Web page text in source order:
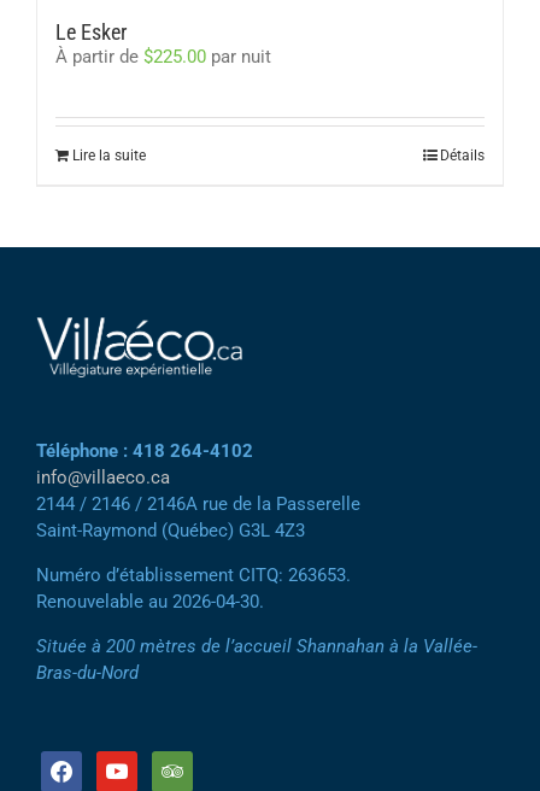
Le Esker
À partir de $225.00 par nuit
Lire la suite Détails
Téléphone : 418 264-4102
info@villaeco.ca
2144 / 2146 / 2146A rue de la Passerelle
Saint-Raymond (Québec) G3L 4Z3
Numéro d’établissement CITQ: 263653.
Renouvelable au 2026-04-30.
Située à 200 mètres de l’accueil Shannahan à la Vallée-
Bras-du-Nord
facebookyoutube tripadvisor